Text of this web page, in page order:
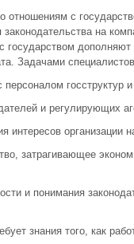
отношениям с
законодательства на
государством
Задачами
госструктур
и регулирующих
интересов организации
затрагивающее
и понимания
знания того, как